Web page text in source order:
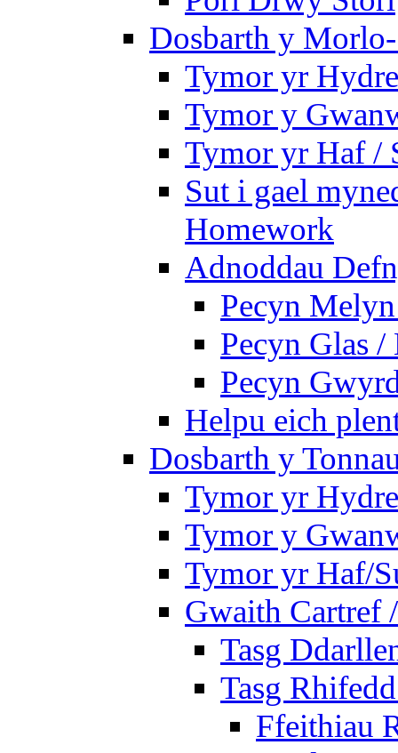
Dosbarth y
Tymor yr
Tymor y
Tymor yr Haf /
Sut i gael
Homework
Adnoddau
Pecyn
Pecyn Glas /
Pecyn
Helpu eich
Dosbarth y
Tymor yr
Tymor y
Tymor yr Haf/
Gwaith Cartref
Tasg
Tasg
Ffeithiau